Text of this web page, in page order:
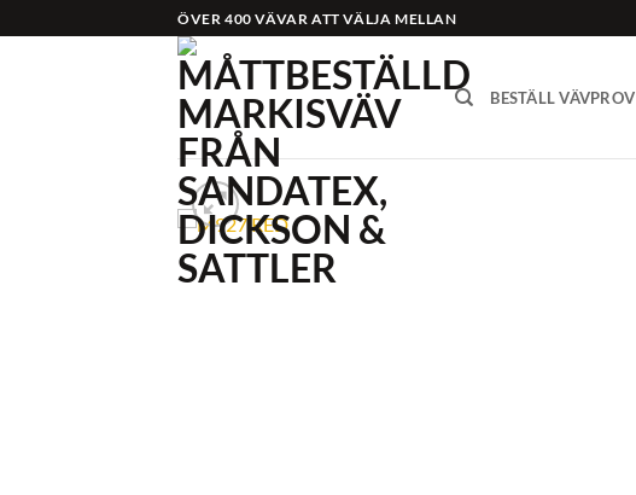
to
ÖVER 400 VÄVAR ATT VÄLJA MELLAN
BESTÄLL VÄVPROV